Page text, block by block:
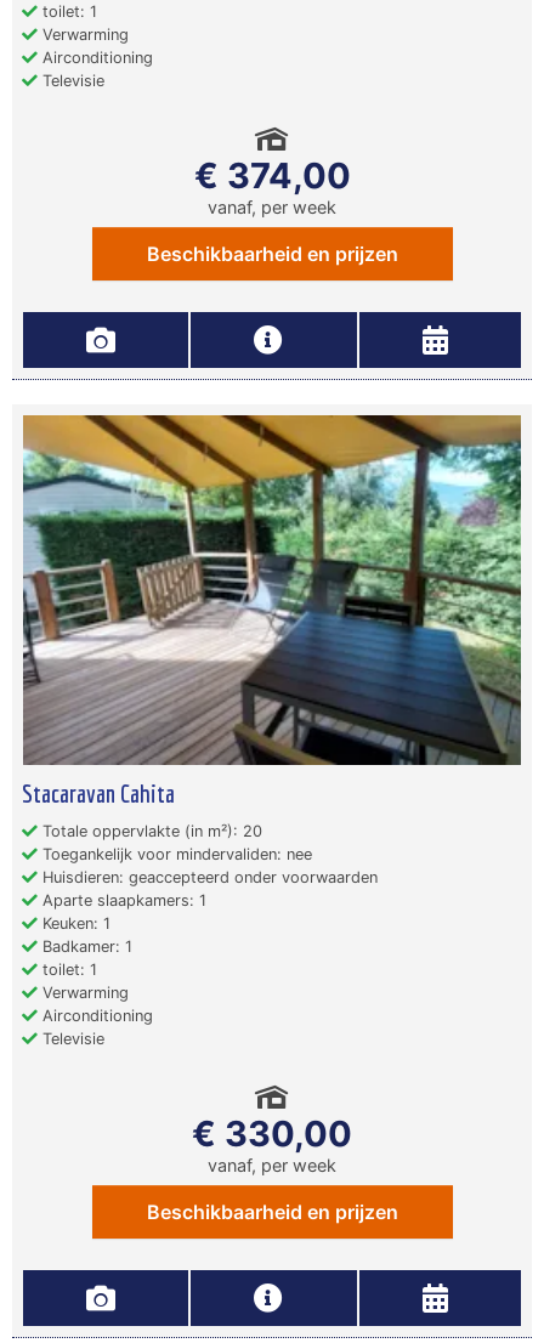
toilet: 1
Verwarming
Airconditioning
Televisie
€ 374,00
vanaf, per week
Beschikbaarheid en prijzen
Stacaravan Cahita
Totale oppervlakte (in m²): 20
Toegankelijk voor mindervaliden: nee
Huisdieren: geaccepteerd onder voorwaarden
Aparte slaapkamers: 1
Keuken: 1
Badkamer: 1
toilet: 1
Verwarming
Airconditioning
Televisie
€ 330,00
vanaf, per week
Beschikbaarheid en prijzen